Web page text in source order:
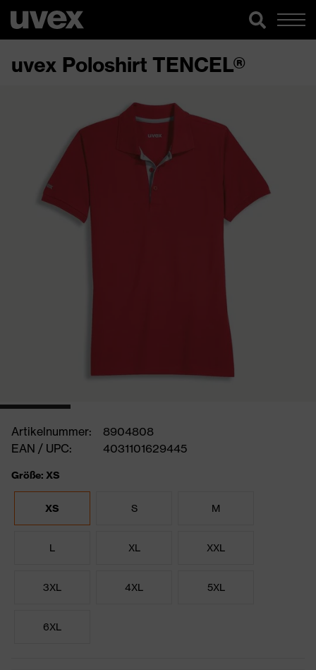
uvex Poloshirt TENCEL®
Artikelnummer:
8904808
EAN / UPC:
4031101629445
Größe: XS
XS S M
L XL XXL
3XL 4XL 5XL
6XL